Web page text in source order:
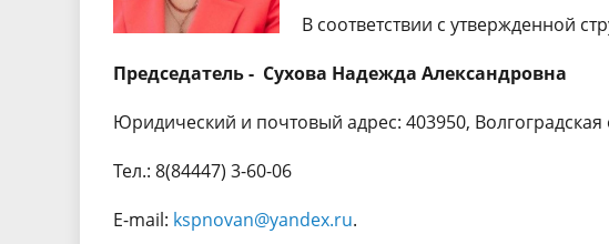
В соответствии с утвержденной
Председатель - Сухова Надежда Александровна
Юридический и почтовый адрес: 403950,
Тел.: 8(84447) 3-60-06
Е-mail: kspnovan@yandex.ru.